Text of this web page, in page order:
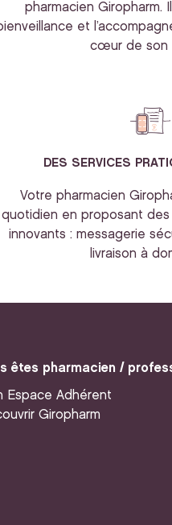
pharmacien Giropharm.
et
cœur de son
DES SERVICES
Votre pharmacien
quotidien en proposant
innovants : messagerie
livraison à
êtes pharmacien /
Espace Adhérent
Giropharm